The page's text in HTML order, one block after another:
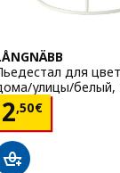
для
улицы/белый,
2,50€ 2,50€